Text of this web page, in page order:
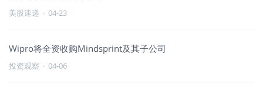
美股速递 · 04-23
Wipro将全资收购Mindsprint及其子公司
投资观察 · 04-06